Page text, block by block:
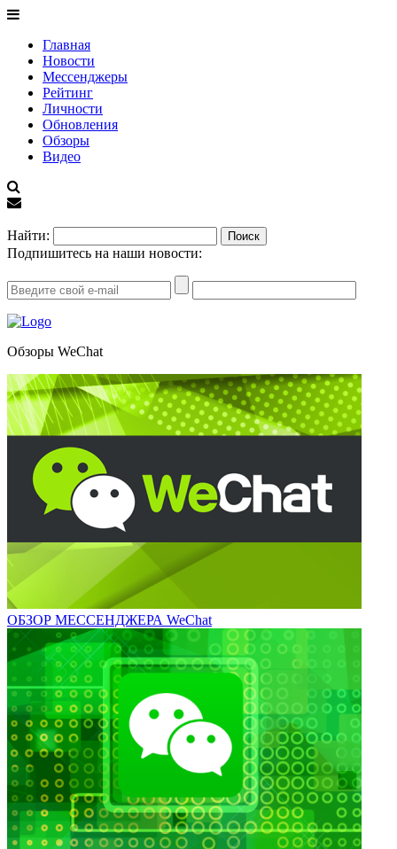
Главная
Новости
Мессенджеры
Рейтинг
Личности
Обновления
Обзоры
Видео
Найти:
Подпишитесь на наши новости:
Обзоры WeChat
ОБЗОР МЕССЕНДЖЕРА WeChat